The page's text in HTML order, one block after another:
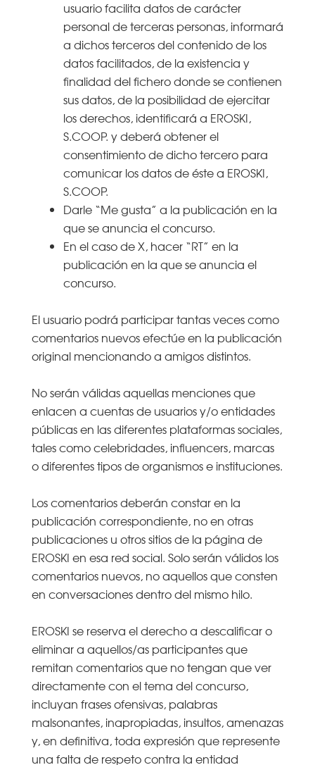
usuario facilita datos de carácter
personal de terceras personas, informará
a dichos terceros del contenido de los
datos facilitados, de la existencia y
finalidad del fichero donde se contienen
sus datos, de la posibilidad de ejercitar
los derechos, identificará a EROSKI,
S.COOP. y deberá obtener el
consentimiento de dicho tercero para
comunicar los datos de éste a EROSKI,
S.COOP.
Darle “Me gusta” a la publicación en la
que se anuncia el concurso.
En el caso de X, hacer “RT” en la
publicación en la que se anuncia el
concurso.
El usuario podrá participar tantas veces como
comentarios nuevos efectúe en la publicación
original mencionando a amigos distintos.
No serán válidas aquellas menciones que
enlacen a cuentas de usuarios y/o entidades
públicas en las diferentes plataformas sociales,
tales como celebridades, influencers, marcas
o diferentes tipos de organismos e instituciones.
Los comentarios deberán constar en la
publicación correspondiente, no en otras
publicaciones u otros sitios de la página de
EROSKI en esa red social. Solo serán válidos los
comentarios nuevos, no aquellos que consten
en conversaciones dentro del mismo hilo.
EROSKI se reserva el derecho a descalificar o
eliminar a aquellos/as participantes que
remitan comentarios que no tengan que ver
directamente con el tema del concurso,
incluyan frases ofensivas, palabras
malsonantes, inapropiadas, insultos, amenazas
y, en definitiva, toda expresión que represente
una falta de respeto contra la entidad